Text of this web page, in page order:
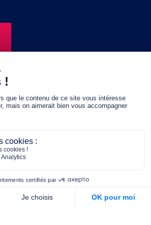
s’engage à
prévention santé
Hénocque
13